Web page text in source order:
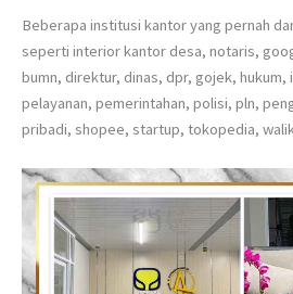
Beberapa institusi kantor yang pernah
seperti interior kantor desa, notaris,
bumn, direktur, dinas, dpr, gojek, hukum,
pelayanan, pemerintahan, polisi, pln,
pribadi, shopee, startup, tokopedia,